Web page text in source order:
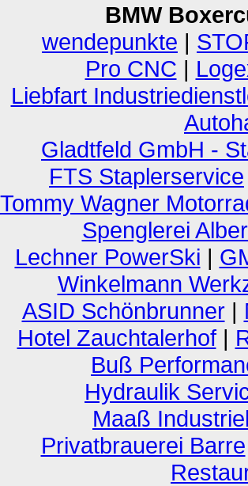
BMW
wendepunkte |
Pro CNC |
Liebfart
Gladtfeld GmbH -
FTS Staplerservice
Tommy Wagner
Spenglerei
Lechner PowerSki |
Winkelmann
ASID Schönbrunner|
Hotel Zauchtalerhof|
Buß
Hydraulik
Maaß
Privatbrauerei Barre